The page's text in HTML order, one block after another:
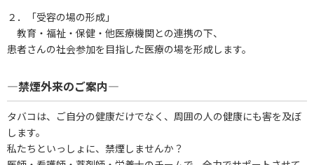
２．「受容の場の形成」
教育・福祉・保健・他医療機関との連携の下、
患者さんの社会参加を目指した医療の場を形成します。
―禁煙外来のご案内―
タバコは、ご自分の健康だけでなく、周囲の人の健康にも害を及ぼ
します。
私たちといっしょに、禁煙しませんか？